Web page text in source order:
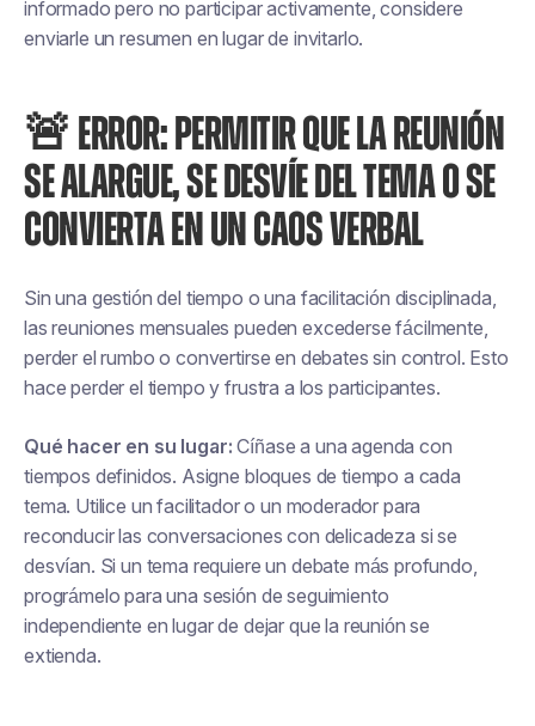
informado pero no participar activamente, considere
enviarle un resumen en lugar de invitarlo.
🚨 ERROR: PERMITIR QUE LA REUNIÓN
SE ALARGUE, SE DESVÍE DEL TEMA O SE
CONVIERTA EN UN CAOS VERBAL
Sin una gestión del tiempo o una facilitación disciplinada,
las reuniones mensuales pueden excederse fácilmente,
perder el rumbo o convertirse en debates sin control. Esto
hace perder el tiempo y frustra a los participantes.
Qué hacer en su lugar: Cíñase a una agenda con
tiempos definidos. Asigne bloques de tiempo a cada
tema. Utilice un facilitador o un moderador para
reconducir las conversaciones con delicadeza si se
desvían. Si un tema requiere un debate más profundo,
prográmelo para una sesión de seguimiento
independiente en lugar de dejar que la reunión se
extienda.